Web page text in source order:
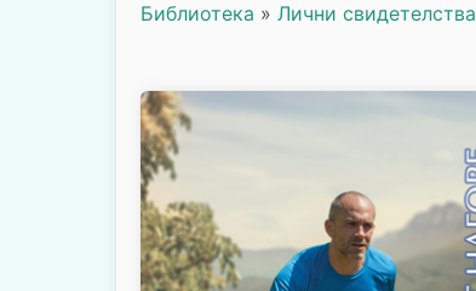
Библиотека » Лични свидетелства